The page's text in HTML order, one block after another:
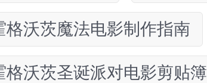
格沃茨魔法电影制作指南
格沃茨圣诞派对电影剪贴簿